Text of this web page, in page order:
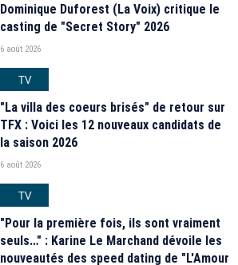
Dominique Duforest (La Voix) critique le
casting de "Secret Story" 2026
6 août 2026
TV
"La villa des coeurs brisés" de retour sur
TFX : Voici les 12 nouveaux candidats de
la saison 2026
6 août 2026
TV
"Pour la première fois, ils sont vraiment
seuls…" : Karine Le Marchand dévoile les
nouveautés des speed dating de "L'Amour